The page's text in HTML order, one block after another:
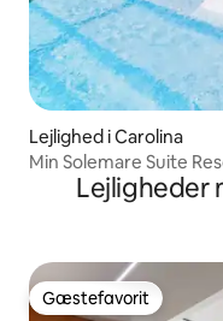
Lejlighed i Carolina
Min Solemare Suite
Lejligheder
Gæstefavorit
Gæstefavorit